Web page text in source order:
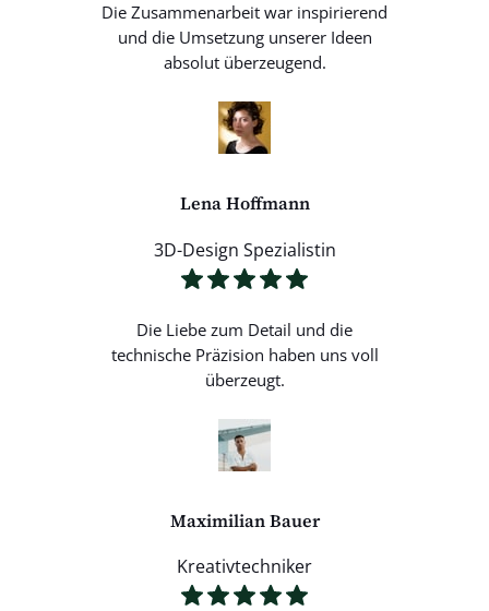
Die Zusammenarbeit war inspirierend
und die Umsetzung unserer Ideen
absolut überzeugend.
Lena Hoffmann
3D-Design Spezialistin
Die Liebe zum Detail und die
technische Präzision haben uns voll
überzeugt.
Maximilian Bauer
Kreativtechniker